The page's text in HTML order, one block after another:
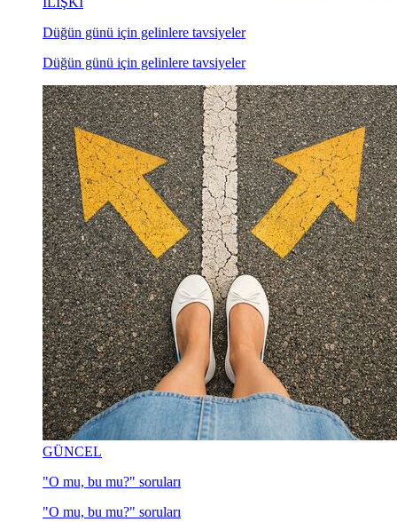
Düğün günü için gelinlere tavsiyeler
Düğün günü için gelinlere tavsiyeler
GÜNCEL
"O mu, bu mu?" soruları
"O mu, bu mu?" soruları